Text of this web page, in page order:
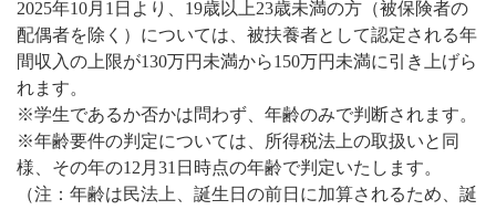
2025年10月1日より、19歳以上23歳未満の方（被保険者の
配偶者を除く）については、被扶養者として認定される年
間収入の上限が130万円未満から150万円未満に引き上げら
れます。
※学生であるか否かは問わず、年齢のみで判断されます。
※年齢要件の判定については、所得税法上の取扱いと同
様、その年の12月31日時点の年齢で判定いたします。
（注：年齢は民法上、誕生日の前日に加算されるため、誕